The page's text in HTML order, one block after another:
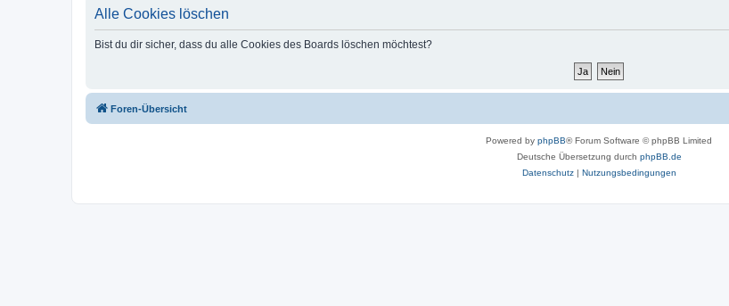
Alle Cookies löschen
Bist du dir sicher, dass du alle Cookies des Boards löschen möchtest?
Foren-Übersicht
Powered by phpBB® Forum Software © phpBB Limited
Deutsche Übersetzung durch phpBB.de
Datenschutz| Nutzungsbedingungen